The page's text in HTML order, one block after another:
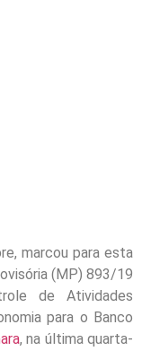
marcou para esta
(MP) 893/19
de Atividades
para o Banco
, na última quarta-